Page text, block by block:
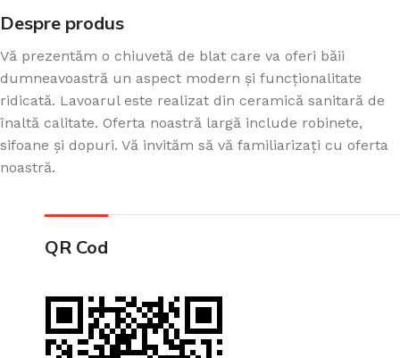
Despre produs
Vă prezentăm o chiuvetă de blat care va oferi băii
dumneavoastră un aspect modern și funcționalitate
ridicată. Lavoarul este realizat din ceramică sanitară de
înaltă calitate. Oferta noastră largă include robinete,
sifoane și dopuri. Vă invităm să vă familiarizați cu oferta
noastră.
QR Cod